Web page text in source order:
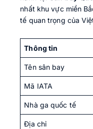
nhất khu vực miền
tế quan trọng của
Thông tin
Tên sân bay
Mã IATA
Nhà ga quốc tế
Địa chỉ